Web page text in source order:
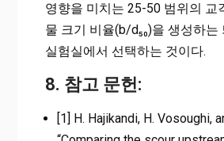
영향을 미치는 25-50 범위의 교
물 크기 비율(b/d₅₀)을 생성하는
실험실에서 선택하는 것이다.
8. 참고 문헌:
[1] H. Hajikandi, H. Vosoughi,